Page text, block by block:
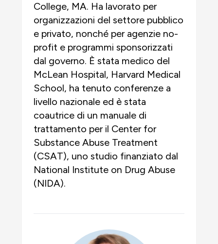
College, MA. Ha lavorato per
organizzazioni del settore pubblico
e privato, nonché per agenzie no-
profit e programmi sponsorizzati
dal governo. È stata medico del
McLean Hospital, Harvard Medical
School, ha tenuto conferenze a
livello nazionale ed è stata
coautrice di un manuale di
trattamento per il Center for
Substance Abuse Treatment
(CSAT), uno studio finanziato dal
National Institute on Drug Abuse
(NIDA).